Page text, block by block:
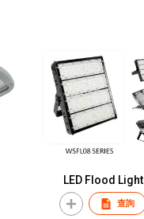
LED Flood Light
查詢